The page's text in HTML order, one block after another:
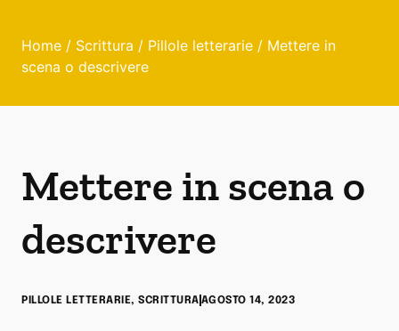
Home / Scrittura / Pillole letterarie / Mettere in
scena o descrivere
Mettere in scena o
descrivere
PILLOLE LETTERARIE, SCRITTURA AGOSTO 14, 2023